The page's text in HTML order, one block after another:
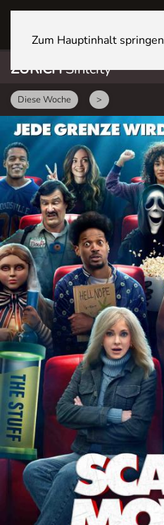
Zum Hauptinhalt springen
ZÜRICHSihlcity
Diese Woche >